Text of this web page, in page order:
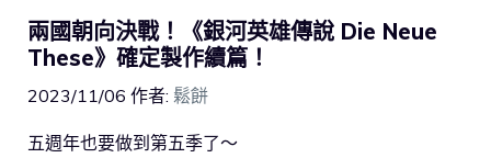
兩國朝向決戰！《銀河英雄傳說 Die Neue
These》確定製作續篇！
2023/11/06 作者: 鬆餅
五週年也要做到第五季了～